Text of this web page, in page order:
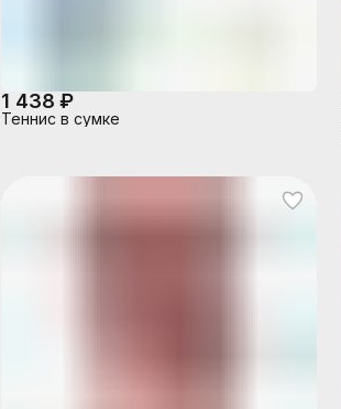
1 438 ₽
Теннис в сумке